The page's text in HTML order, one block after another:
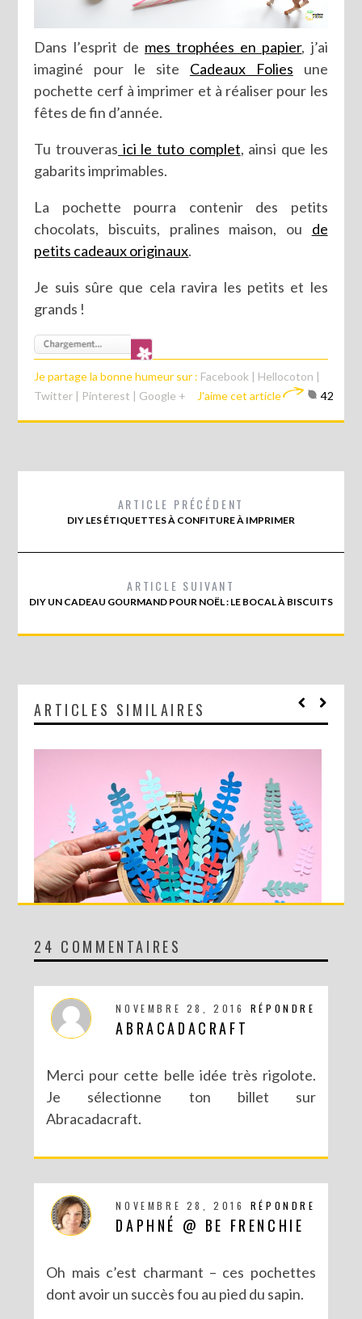
Dans l’esprit de mes trophées en papier, j’ai
imaginé pour le site Cadeaux Folies une
pochette cerf à imprimer et à réaliser pour les
fêtes de fin d’année.
Tu trouveras ici le tuto complet, ainsi que les
gabarits imprimables.
La pochette pourra contenir des petits
chocolats, biscuits, pralines maison, ou de
petits cadeaux originaux.
Je suis sûre que cela ravira les petits et les
grands !
Je partage la bonne humeur sur : Facebook | Hellocoton |
Twitter | Pinterest | Google + J'aime cet article 42
ARTICLE PRÉCÉDENT
DIY LES ÉTIQUETTES À CONFITURE À IMPRIMER
ARTICLE SUIVANT
DIY UN CADEAU GOURMAND POUR NOËL : LE BOCAL À BISCUITS
ARTICLES SIMILAIRES
DIY MA FORÊT DE PAPIER
DIY SAINT VALENTIN : UNE CARTE POP-UP QUI BRISE LA GLACE !
24 COMMENTAIRES
RÉPONDRE
NOVEMBRE 28, 2016
ABRACADACRAFT
Merci pour cette belle idée très rigolote.
Je sélectionne ton billet sur
Abracadacraft.
RÉPONDRE
NOVEMBRE 28, 2016
DAPHNÉ @ BE FRENCHIE
Oh mais c’est charmant – ces pochettes
dont avoir un succès fou au pied du sapin.